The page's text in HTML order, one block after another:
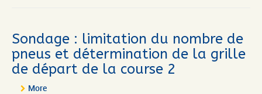
Sondage : limitation du nombre de
pneus et détermination de la grille
de départ de la course 2
More